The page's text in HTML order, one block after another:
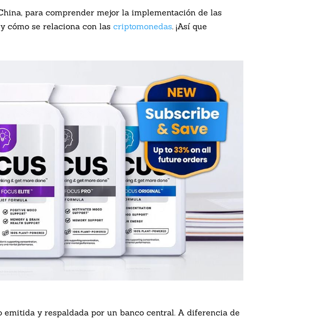
para comprender mejor la implementación de las
cómo se relaciona con lascriptomonedas. ¡Así que
y respaldada por un banco central. A diferencia de